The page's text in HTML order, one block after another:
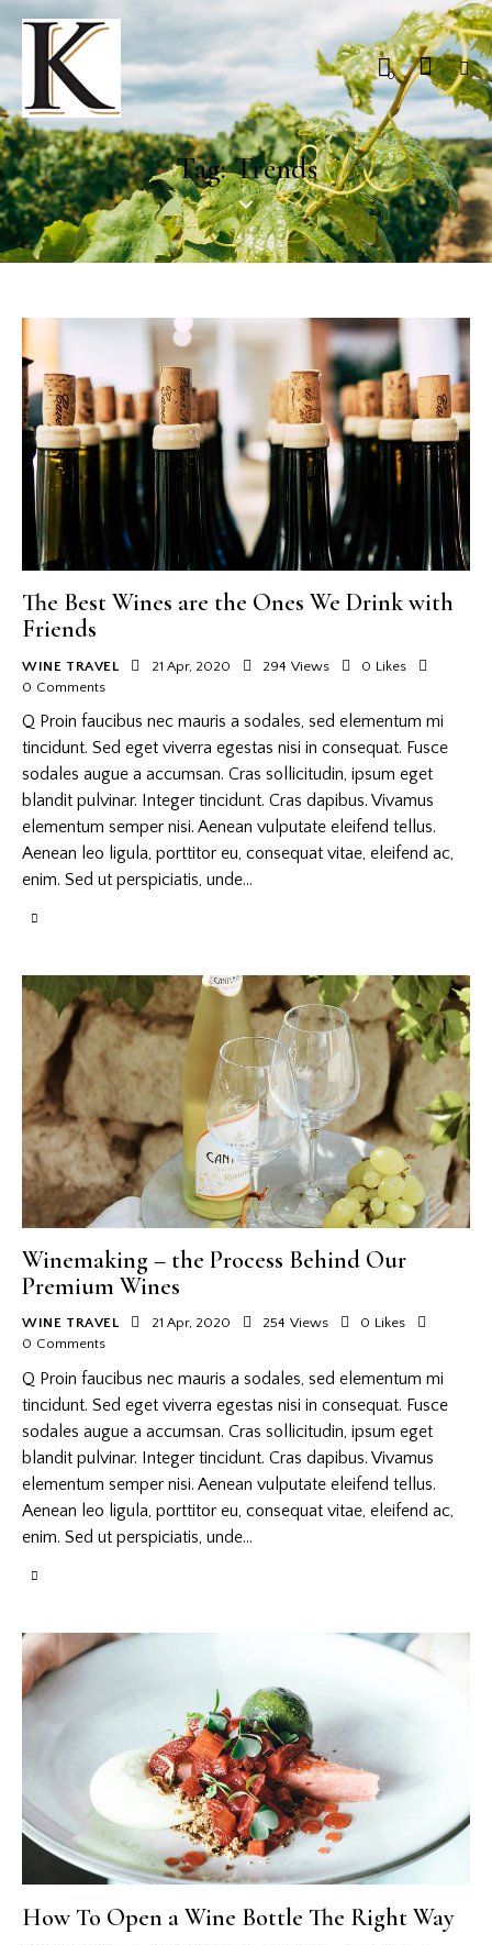
0
Tag: Trends
The Best Wines are the Ones We Drink with
Friends
WINE TRAVEL 21 Apr, 2020 294 Views 0 Likes
0 Comments
Q Proin faucibus nec mauris a sodales, sed elementum mi
tincidunt. Sed eget viverra egestas nisi in consequat. Fusce
sodales augue a accumsan. Cras sollicitudin, ipsum eget
blandit pulvinar. Integer tincidunt. Cras dapibus. Vivamus
elementum semper nisi. Aenean vulputate eleifend tellus.
Aenean leo ligula, porttitor eu, consequat vitae, eleifend ac,
enim. Sed ut perspiciatis, unde…
Winemaking – the Process Behind Our
Premium Wines
WINE TRAVEL 21 Apr, 2020 254 Views 0 Likes
0 Comments
Q Proin faucibus nec mauris a sodales, sed elementum mi
tincidunt. Sed eget viverra egestas nisi in consequat. Fusce
sodales augue a accumsan. Cras sollicitudin, ipsum eget
blandit pulvinar. Integer tincidunt. Cras dapibus. Vivamus
elementum semper nisi. Aenean vulputate eleifend tellus.
Aenean leo ligula, porttitor eu, consequat vitae, eleifend ac,
enim. Sed ut perspiciatis, unde…
How To Open a Wine Bottle The Right Way